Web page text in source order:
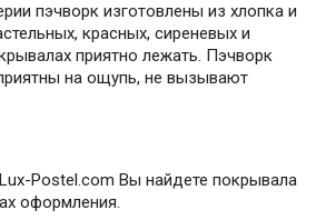
пэчворк изготовлены из хлопка и
красных, сиреневых и
приятно лежать. Пэчворк
на ощупь, не вызывают
Postel.com Вы найдете покрывала
оформления.